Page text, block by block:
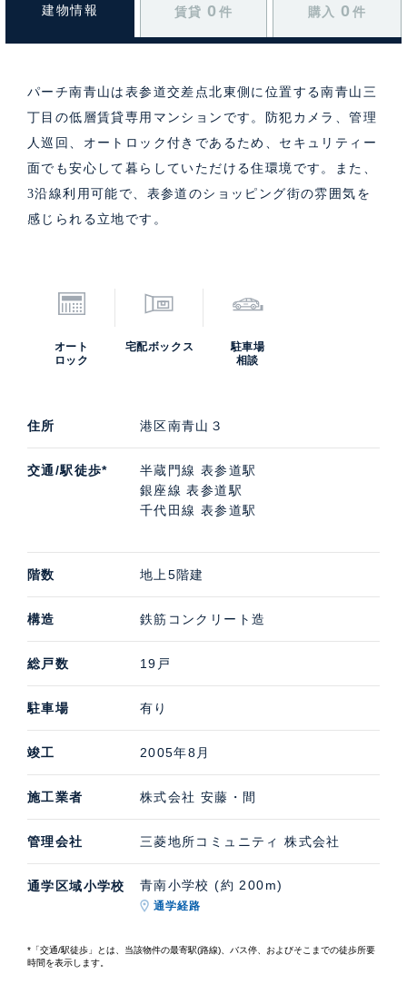
建物情報 賃貸 0 件 購入 0 件
パーチ南青山は表参道交差点北東側に位置する南青山三
丁目の低層賃貸専用マンションです。防犯カメラ、管理
人巡回、オートロック付きであるため、セキュリティー
面でも安心して暮らしていただける住環境です。また、
3沿線利用可能で、表参道のショッピング街の雰囲気を
感じられる立地です。
オート
ロック
宅配ボックス
駐車場
相談
住所 港区南青山３
交通/駅徒歩*
半蔵門線 表参道駅
銀座線 表参道駅
千代田線 表参道駅
階数 地上5階建
構造 鉄筋コンクリート造
総戸数 19戸
駐車場 有り
竣工 2005年8月
施工業者 株式会社 安藤・間
管理会社 三菱地所コミュニティ 株式会社
通学区域小学校 青南小学校 (約 200m)
通学経路
*「交通/駅徒歩」とは、当該物件の最寄駅(路線)、バス停、およびそこまでの徒歩所要
時間を表示します。